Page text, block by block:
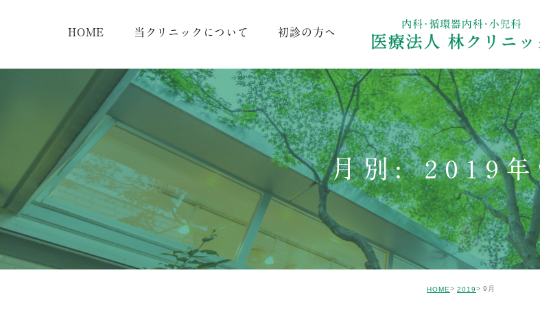
HOME 当クリニックについて
診療時間
院長紹介
クリニック紹介
絵画ギャラリー
初診の方へ
月別: 2019
HOME 2019 9月